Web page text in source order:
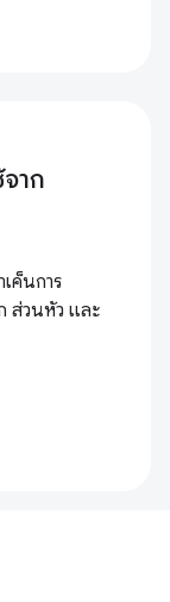
าก
ค็นการ
ส่วนหัว และ